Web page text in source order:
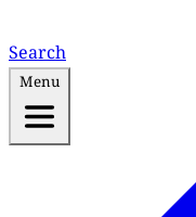
Search
Menu